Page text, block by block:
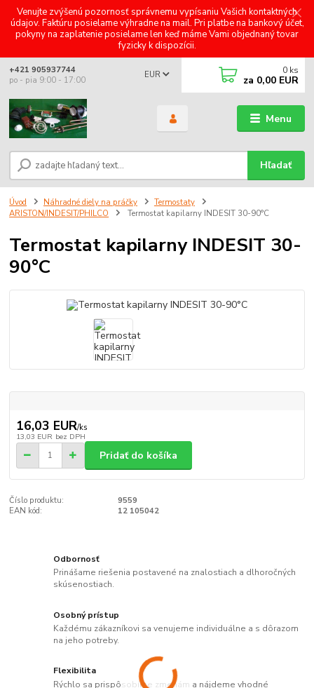
Venujte zvýšenú pozornosť správnemu vypísaniu Vašich kontaktných
údajov. Faktúru posielame výhradne na mail. Pri platbe na bankový účet,
pokyny na zaplatenie posielame len keď máme Vami objednaný tovar
fyzicky k dispozícii.
Menu
EUR
Hľadať
+421 905937744
po - pia 9:00 - 17:00
0 ks
za 0,00 EUR
Úvod Náhradné diely na práčky
Termostaty
ARISTON/INDESIT/PHILCO
Termostat kapilarny INDESIT 30-90°C
Termostat kapilarny INDESIT 30-
90°C
16,03 EUR/ks
13,03 EUR bez DPH
Pridať do košíka
Číslo produktu:
9559
EAN kód:
12 105042
Odbornosť
Prinášame riešenia postavené na znalostiach a dlhoročných
skúsenostiach.
Osobný prístup
Každému zákazníkovi sa venujeme individuálne a s dôrazom
na jeho potreby.
Flexibilita
Rýchlo sa prispôsobíme zmenám a nájdeme vhodné